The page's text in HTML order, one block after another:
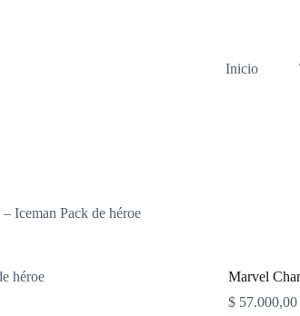
Inicio
Iceman Pack de héroe
Marvel
$ 57.000,00